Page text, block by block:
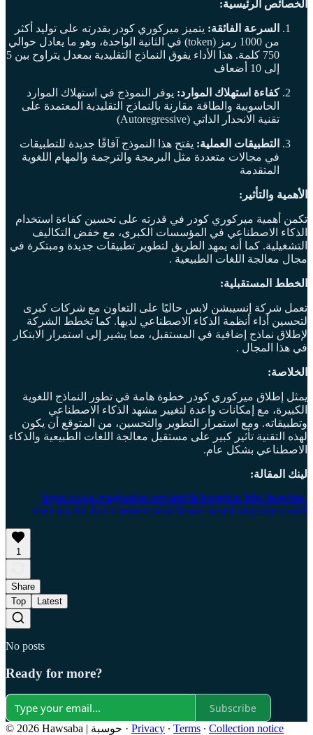
الخصائص الرئيسية:
السرعة الفائقة: يتميز ميركوري كودر بقدرته على توليد أكثر
من 1000 رمز (token) في الثانية الواحدة، وهو ما يعادل حوالي
750 كلمة. هذا الأداء يفوق النماذج التقليدية بمعدل يتراوح بين 5
إلى 10 أضعاف
كفاءة استهلاك الموارد: يوفر النموذج في استهلاك الموارد
الحاسوبية والطاقة مقارنة بالنماذج التقليدية المعتمدة على
تقنية الانحدار الذاتي (Autoregressive)
التطبيقات العملية: يفتح هذا النموذج آفاقًا جديدة للتطبيقات
في مجالات متعددة مثل البرمجة والترجمة والمهام اللغوية
المتقدمة
الأهمية والتأثير:
تكمن أهمية ميركوري كودر في قدرته على تحسين كفاءة استخدام
الذكاء الاصطناعي في المؤسسات الكبرى، مع خفض التكاليف
التشغيلية. كما أنه يمهد الطريق لتطوير تطبيقات جديدة ومبتكرة في
مجال معالجة اللغات الطبيعية .
الخطط المستقبلية:
تعمل شركة إنسيبشن لابس حاليًا على التعاون مع شركات كبرى
لتحسين أداء أنظمة الذكاء الاصطناعي لديها. كما تخطط الشركة
لإطلاق نماذج إضافية في المستقبل، مما يشير إلى استمرار الابتكار
في هذا المجال .
الخلاصة:
يمثل إطلاق ميركوري كودر خطوة هامة في تطور النماذج اللغوية
الكبيرة، مع إمكانات واعدة لتغيير مشهد الذكاء الاصطناعي
وتطبيقاته. ومع استمرار التطوير والتحسين، من المتوقع أن يكون
لهذه التقنية تأثير كبير على مستقبل معالجة اللغات الطبيعية والذكاء
الاصطناعي بشكل عام.
لينك المقالة:
https://www.maginative.com/article/inception-labs-launches-
mercury-the-first-commercial-diffusion-based-language-model/
1
Share
Top
Latest
No posts
Ready for more?
Subscribe
© 2026 Hawsaba | حوسبة · Privacy ∙ Terms ∙ Collection notice